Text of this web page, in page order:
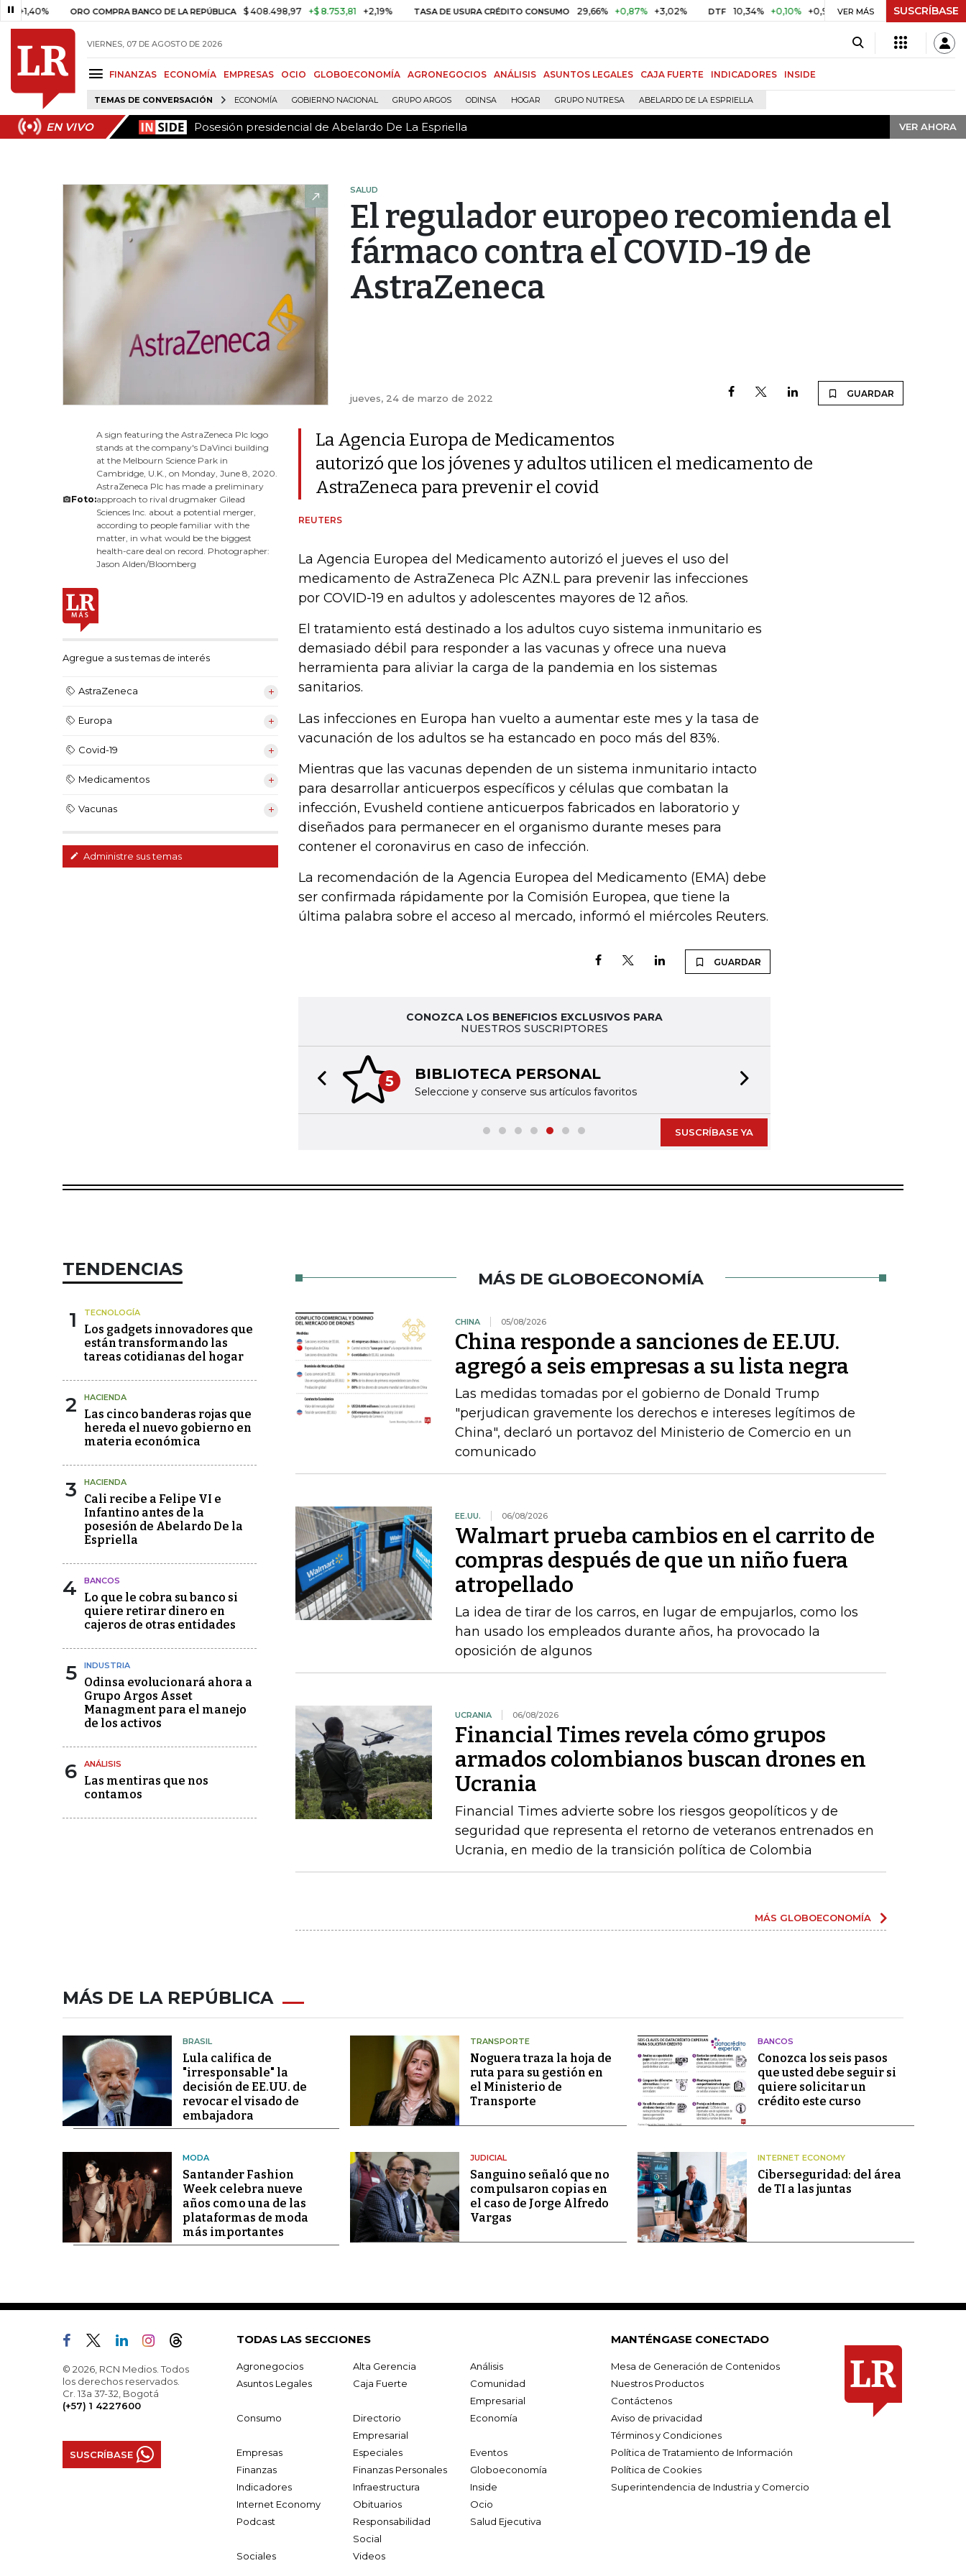
ORO COMPRA BANCO DE LA REPÚBLICA $ 408.498,97 +$ 8.753,81 +2,19% TASA DE USURA CRÉDITO CONSUMO 29,66% +0,87% +3,02% DTF 10,34% +0,10% +0,98% UVR $ 416,91 +$ 0,05 +0,01%
VER MÁS SUSCRÍBASE
VIERNES, 07 DE AGOSTO DE 2026
FINANZAS ECONOMÍA EMPRESAS OCIO GLOBOECONOMÍA AGRONEGOCIOS ANÁLISIS ASUNTOS LEGALES CAJA FUERTE INDICADORES INSIDE
TEMAS DE CONVERSACIÓN ECONOMÍA GOBIERNO NACIONAL GRUPO ARGOS ODINSA HOGAR GRUPO NUTRESA ABELARDO DE LA ESPRIELLA
EN VIVO Posesión presidencial de Abelardo De La Espriella VER AHORA
EN VIVO Posesión presidencial de Abelardo De La Espriella VER AHORA
SALUD
El regulador europeo recomienda el
fármaco contra el COVID-19 de
AstraZeneca
jueves, 24 de marzo de 2022 GUARDAR
Foto:
A sign featuring the AstraZeneca Plc logo
stands at the company's DaVinci building
at the Melbourn Science Park in
Cambridge, U.K., on Monday, June 8, 2020.
AstraZeneca Plc has made a preliminary
approach to rival drugmaker Gilead
Sciences Inc. about a potential merger,
according to people familiar with the
matter, in what would be the biggest
health-care deal on record. Photographer:
Jason Alden/Bloomberg
Agregue a sus temas de interés
AstraZeneca
Europa
Covid-19
Medicamentos
Vacunas
Administre sus temas
La Agencia Europa de Medicamentos
autorizó que los jóvenes y adultos utilicen el medicamento de
AstraZeneca para prevenir el covid
REUTERS
La Agencia Europea del Medicamento autorizó el jueves el uso del
medicamento de AstraZeneca Plc AZN.L para prevenir las infecciones
por COVID-19 en adultos y adolescentes mayores de 12 años.
El tratamiento está destinado a los adultos cuyo sistema inmunitario es
demasiado débil para responder a las vacunas y ofrece una nueva
herramienta para aliviar la carga de la pandemia en los sistemas
sanitarios.
Las infecciones en Europa han vuelto a aumentar este mes y la tasa de
vacunación de los adultos se ha estancado en poco más del 83%.
Mientras que las vacunas dependen de un sistema inmunitario intacto
para desarrollar anticuerpos específicos y células que combatan la
infección, Evusheld contiene anticuerpos fabricados en laboratorio y
diseñados para permanecer en el organismo durante meses para
contener el coronavirus en caso de infección.
La recomendación de la Agencia Europea del Medicamento (EMA) debe
ser confirmada rápidamente por la Comisión Europea, que tiene la
última palabra sobre el acceso al mercado, informó el miércoles Reuters.
GUARDAR
CONOZCA LOS BENEFICIOS EXCLUSIVOS PARA
NUESTROS SUSCRIPTORES
5 BIBLIOTECA PERSONAL
Seleccione y conserve sus artículos favoritos
Previous slide
SUSCRÍBASE YA
TENDENCIAS
1 TECNOLOGÍA
Los gadgets innovadores que
están transformando las
tareas cotidianas del hogar
2 HACIENDA
Las cinco banderas rojas que
hereda el nuevo gobierno en
materia económica
3 HACIENDA
Cali recibe a Felipe VI e
Infantino antes de la
posesión de Abelardo De la
Espriella
4 BANCOS
Lo que le cobra su banco si
quiere retirar dinero en
cajeros de otras entidades
5 INDUSTRIA
Odinsa evolucionará ahora a
Grupo Argos Asset
Managment para el manejo
de los activos
6 ANÁLISIS
Las mentiras que nos
contamos
MÁS DE GLOBOECONOMÍA
CHINA 05/08/2026
China responde a sanciones de EE.UU.
agregó a seis empresas a su lista negra
Las medidas tomadas por el gobierno de Donald Trump
"perjudican gravemente los derechos e intereses legítimos de
China", declaró un portavoz del Ministerio de Comercio en un
comunicado
EE.UU. 06/08/2026
Walmart prueba cambios en el carrito de
compras después de que un niño fuera
atropellado
La idea de tirar de los carros, en lugar de empujarlos, como los
han usado los empleados durante años, ha provocado la
oposición de algunos
UCRANIA 06/08/2026
Financial Times revela cómo grupos
armados colombianos buscan drones en
Ucrania
Financial Times advierte sobre los riesgos geopolíticos y de
seguridad que representa el retorno de veteranos entrenados en
Ucrania, en medio de la transición política de Colombia
MÁS GLOBOECONOMÍA
MÁS DE LA REPÚBLICA
BRASIL
Lula califica de
"irresponsable" la
decisión de EE.UU. de
revocar el visado de
embajadora
TRANSPORTE
Noguera traza la hoja de
ruta para su gestión en
el Ministerio de
Transporte
BANCOS
Conozca los seis pasos
que usted debe seguir si
quiere solicitar un
crédito este curso
MODA
Santander Fashion
Week celebra nueve
años como una de las
plataformas de moda
más importantes
JUDICIAL
Sanguino señaló que no
compulsaron copias en
el caso de Jorge Alfredo
Vargas
INTERNET ECONOMY
Ciberseguridad: del área
de TI a las juntas
© 2026, RCN Medios. Todos
los derechos reservados.
Cr. 13a 37-32, Bogotá
(+57) 1 4227600
SUSCRÍBASE
TODAS LAS SECCIONES
Agronegocios Alta Gerencia
Análisis
Asuntos Legales
Caja Fuerte
Comunidad
Empresarial
Consumo
Directorio
Empresarial
Economía
Empresas Especiales
Eventos
Finanzas
Finanzas Personales
Globoeconomía
Indicadores
Infraestructura
Inside
Internet Economy
Obituarios
Ocio
Podcast
Responsabilidad
Social
Salud Ejecutiva
Sociales Videos
MANTÉNGASE CONECTADO
Mesa de Generación de Contenidos
Nuestros Productos
Contáctenos
Aviso de privacidad
Términos y Condiciones
Política de Tratamiento de Información
Política de Cookies
Superintendencia de Industria y Comercio